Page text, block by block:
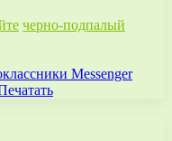
черно-подпалый
Messenger